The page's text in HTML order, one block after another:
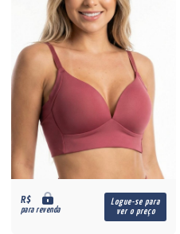
R$
para revenda
Logue-se para
ver o preço